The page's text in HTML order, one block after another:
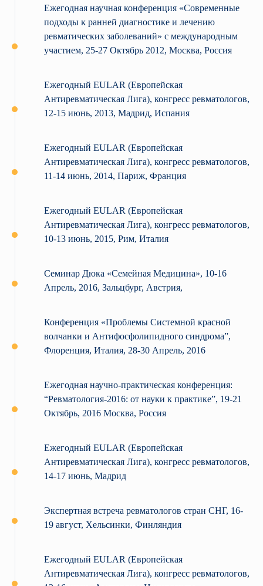
Ежегодная научная конференция «Современные
подходы к ранней диагностике и лечению
ревматических заболеваний» с международным
участием, 25-27 Октябрь 2012, Москва, Россия
Ежегодный EULAR (Европейская
Антиревматическая Лига), конгресс ревматологов,
12-15 июнь, 2013, Мадрид, Испания
Ежегодный EULAR (Европейская
Антиревматическая Лига), конгресс ревматологов,
11-14 июнь, 2014, Париж, Франция
Ежегодный EULAR (Европейская
Антиревматическая Лига), конгресс ревматологов,
10-13 июнь, 2015, Рим, Италия
Семинар Дюка «Семейная Медицина», 10-16
Апрель, 2016, Зальцбург, Австрия,
Конференция «Проблемы Системной красной
волчанки и Антифосфолипидного синдрома”,
Флоренция, Италия, 28-30 Апрель, 2016
Ежегодная научно-практическая конференция:
“Ревматология-2016: от науки к практике”, 19-21
Октябрь, 2016 Москва, Россия
Ежегодный EULAR (Европейская
Антиревматическая Лига), конгресс ревматологов,
14-17 июнь, Мадрид
Экспертная встреча ревматологов стран СНГ, 16-
19 август, Хельсинки, Финляндия
Ежегодный EULAR (Европейская
Антиревматическая Лига), конгресс ревматологов,